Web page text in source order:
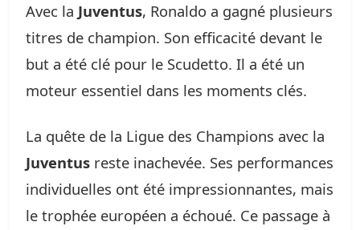
Avec la Juventus, Ronaldo a gagné plusieurs
titres de champion. Son efficacité devant le
but a été clé pour le Scudetto. Il a été un
moteur essentiel dans les moments clés.
La quête de la Ligue des Champions avec la
Juventus reste inachevée. Ses performances
individuelles ont été impressionnantes, mais
le trophée européen a échoué. Ce passage à